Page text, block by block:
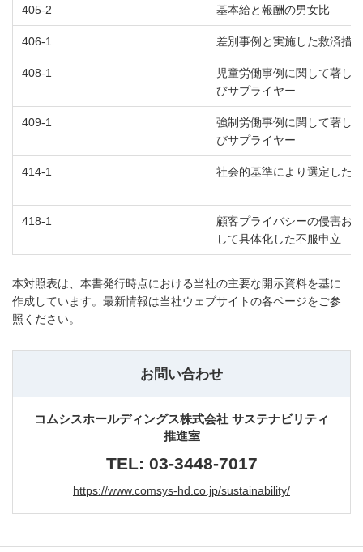
405-2 基本給と報酬の男女比
406-1 差別事例と実施した救済措置
408-1
児童労働事例に関して著し
びサプライヤー
409-1
強制労働事例に関して著し
びサプライヤー
414-1 社会的基準により選定した
418-1
顧客プライバシーの侵害お
して具体化した不服申立
本対照表は、本書発行時点における当社の主要な開示資料を基に
作成しています。最新情報は当社ウェブサイトの各ページをご参
照ください。
お問い合わせ
コムシスホールディングス株式会社 サステナビリティ
推進室
TEL: 03-3448-7017
https://www.comsys-hd.co.jp/sustainability/